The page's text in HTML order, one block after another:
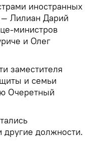
иностранных
— Лилиан Дарий
министров
и Олег
заместителя
и семьи
Очеретный
другие должности.